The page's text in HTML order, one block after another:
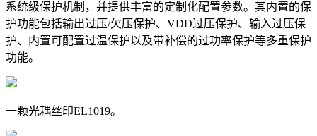
系统级保护机制，并提供丰富的定制化配置参数。其内置的保
护功能包括输出过压/欠压保护、VDD过压保护、输入过压保
护、内置可配置过温保护以及带补偿的过功率保护等多重保护
功能。
一颗光耦丝印EL1019。